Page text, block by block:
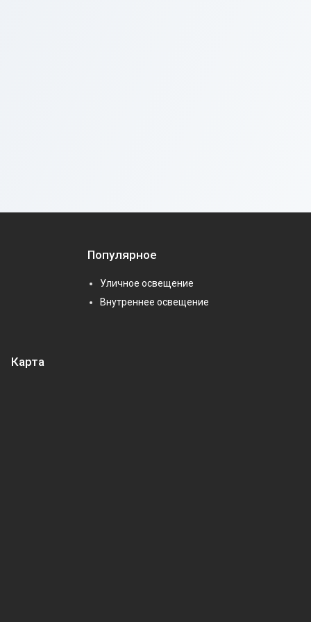
Популярное
Уличное освещение
Внутреннее освещение
Карта